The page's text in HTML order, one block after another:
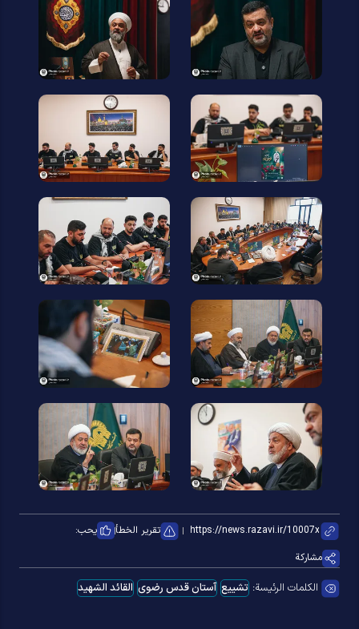
تقرير الخطأ
يحب:
مشاركة
الكلمات الرئيسة: تشییع آستان قدس رضوی القائد الشهيد